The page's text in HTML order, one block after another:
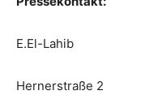
E.El-Lahib
Hernerstraße 2